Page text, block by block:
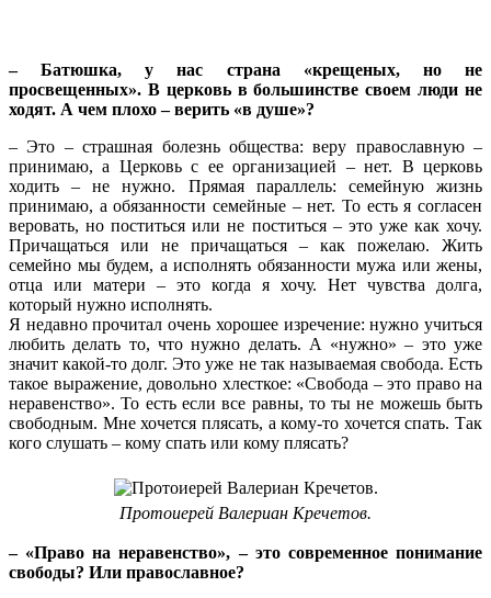
– Батюшка, у нас страна «крещеных, но не
просвещенных». В церковь в большинстве своем люди не
ходят. А чем плохо – верить «в душе»?
– Это – страшная болезнь общества: веру православную –
принимаю, а Церковь с ее организацией – нет. В церковь
ходить – не нужно. Прямая параллель: семейную жизнь
принимаю, а обязанности семейные – нет. То есть я согласен
веровать, но поститься или не поститься – это уже как хочу.
Причащаться или не причащаться – как пожелаю. Жить
семейно мы будем, а исполнять обязанности мужа или жены,
отца или матери – это когда я хочу. Нет чувства долга,
который нужно исполнять.
Я недавно прочитал очень хорошее изречение: нужно учиться
любить делать то, что нужно делать. А «нужно» – это уже
значит какой-то долг. Это уже не так называемая свобода. Есть
такое выражение, довольно хлесткое: «Свобода – это право на
неравенство». То есть если все равны, то ты не можешь быть
свободным. Мне хочется плясать, а кому-то хочется спать. Так
кого слушать – кому спать или кому плясать?
Протоиерей Валериан Кречетов.
– «Право на неравенство», – это современное понимание
свободы? Или православное?